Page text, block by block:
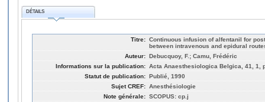
DÉTAILS
Titre: Continuous infusion of alfentanil for
between intravenous and epidural
Auteur: Debucquoy, F.; Camu, Frédéric
Informations sur la publication: Acta Anaesthesiologica Belgica, 41, 1,
Statut de publication: Publié, 1990
Sujet CREF: Anesthésiologie
Note générale: SCOPUS: cp.j